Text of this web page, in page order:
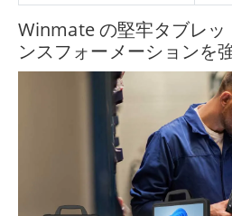
Winmate の堅牢タブレッ
ンスフォーメーションを